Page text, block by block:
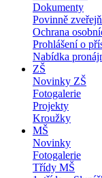
Dokumenty
Povinně
Ochrana
Prohlášení o
Nabídka
ZŠ
Novinky ZŠ
Fotogalerie
Projekty
Kroužky
MŠ
Novinky
Fotogalerie
Třídy MŠ